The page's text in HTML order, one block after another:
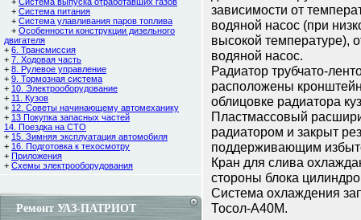
+ Система питания
+ Система улавливания паров топлива
+ Особенности конструкции дизельного
двигателя
+ 6. Трансмиссия
+ 7. Ходовая часть
+ 8. Рулевое управление
+ 9. Тормозная система
+ 10. Электрооборудование
+ 11. Кузов
+ 12. Советы начинающему автомеханику
+ 13 Покупка запасных частей
14. Поездка на СТО
+ 15. Зимняя эксплуатация автомобиля
+ 16. Подготовка к техосмотру
+ Приложения
+ Схемы электрооборудования
Ремонт УАЗ-ПАТРИОТ
зависимости от
водяной насос (при
высокой температуре),
водяной насос.
Радиатор трубчато-
расположены
облицовке радиатора
Пластмассовый
радиатором и закрыт
поддерживающим
Кран для слива
стороны блока
Система охлаждения
Тосол-А40М.